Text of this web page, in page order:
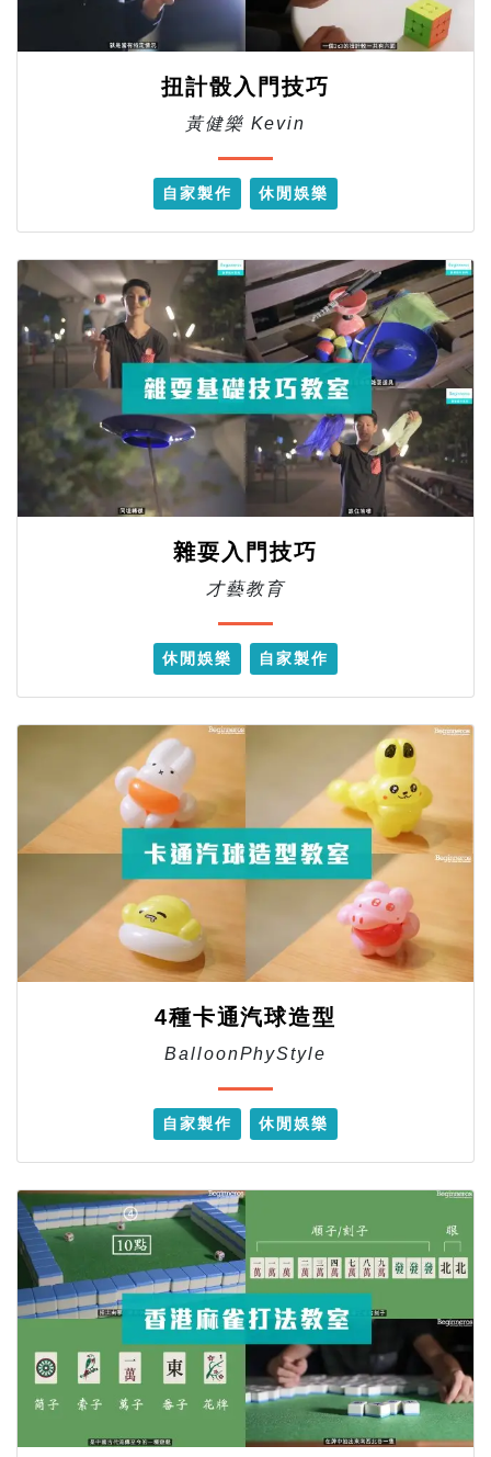
扭計骰入門技巧
黃健樂 Kevin
自家製作 休閒娛樂
雜耍入門技巧
才藝教育
休閒娛樂 自家製作
4種卡通汽球造型
BalloonPhyStyle
自家製作 休閒娛樂